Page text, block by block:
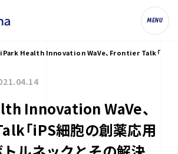
株式会社ケイファーマ（K Pharma, Inc.
MENU
iPark Health Innovation WaVe、Frontier Talk「iPS細胞
Innovation WaVe、
「iPS細胞の創薬応用